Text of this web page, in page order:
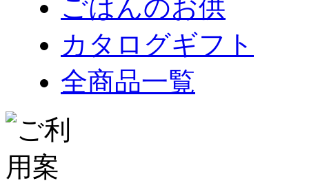
ごはんのお供
カタログギフト
全商品一覧